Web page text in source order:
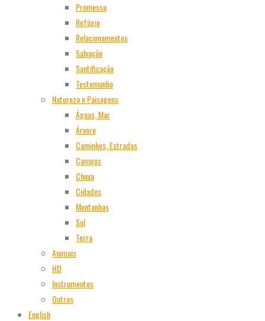
Promessa
Refúgio
Relacionamentos
Salvação
Santificação
Testemunho
Natureza e Paisagens
Águas, Mar
Árvore
Caminhos, Estradas
Campos
Chuva
Cidades
Montanhas
Sol
Terra
Animais
HD
Instrumentos
Outros
English